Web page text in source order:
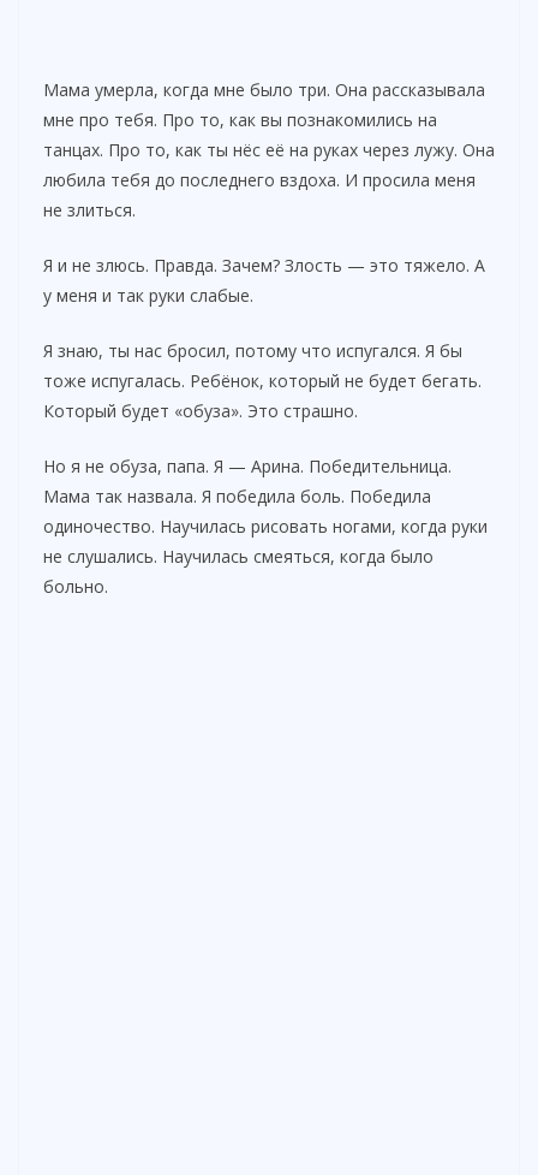
Мама умерла, когда мне было три. Она рассказывала
мне про тебя. Про то, как вы познакомились на
танцах. Про то, как ты нёс её на руках через лужу. Она
любила тебя до последнего вздоха. И просила меня
не злиться.
Я и не злюсь. Правда. Зачем? Злость — это тяжело. А
у меня и так руки слабые.
Я знаю, ты нас бросил, потому что испугался. Я бы
тоже испугалась. Ребёнок, который не будет бегать.
Который будет «обуза». Это страшно.
Но я не обуза, папа. Я — Арина. Победительница.
Мама так назвала. Я победила боль. Победила
одиночество. Научилась рисовать ногами, когда руки
не слушались. Научилась смеяться, когда было
больно.